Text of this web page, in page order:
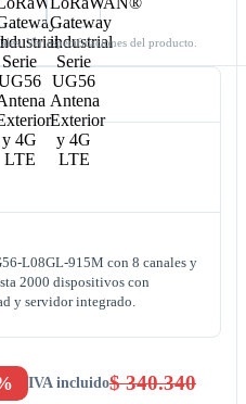
Ver especificaciones del producto.
L08GL-915M con 8 canales y
2000 dispositivos con
y servidor integrado.
IVA incluido$ 340.340